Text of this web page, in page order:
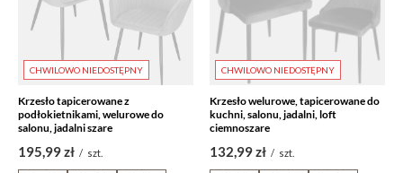
CHWILOWO NIEDOSTĘPNY
Krzesło tapicerowane z
podłokietnikami, welurowe do
salonu, jadalni szare
195,99 zł / szt.
CHWILOWO NIEDOSTĘPNY
Krzesło welurowe, tapicerowane do
kuchni, salonu, jadalni, loft
ciemnoszare
132,99 zł / szt.